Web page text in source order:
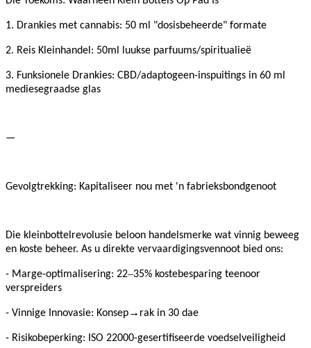
1. Drankies met cannabis: 50 ml "dosisbeheerde" formate
2. Reis Kleinhandel: 50ml luukse parfuums/spiritualieë
3. Funksionele Drankies: CBD/adaptogeen-inspuitings in 60 ml
mediesegraadse glas
—
Gevolgtrekking: Kapitaliseer nou met 'n fabrieksbondgenoot
Die kleinbottelrevolusie beloon handelsmerke wat vinnig beweeg
en koste beheer. As u direkte vervaardigingsvennoot bied ons:
- Marge-optimalisering: 22–35% kostebesparing teenoor
verspreiders
- Vinnige Innovasie: Konsep→ rak in 30 dae
- Risikobeperking: ISO 22000-gesertifiseerde voedselveiligheid